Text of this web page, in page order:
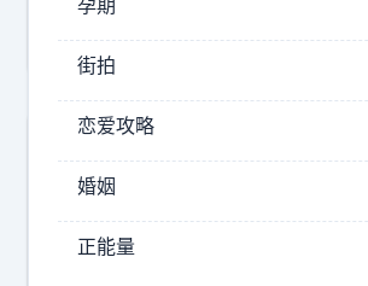
验
孕期
街拍
恋爱攻略
婚姻
正能量